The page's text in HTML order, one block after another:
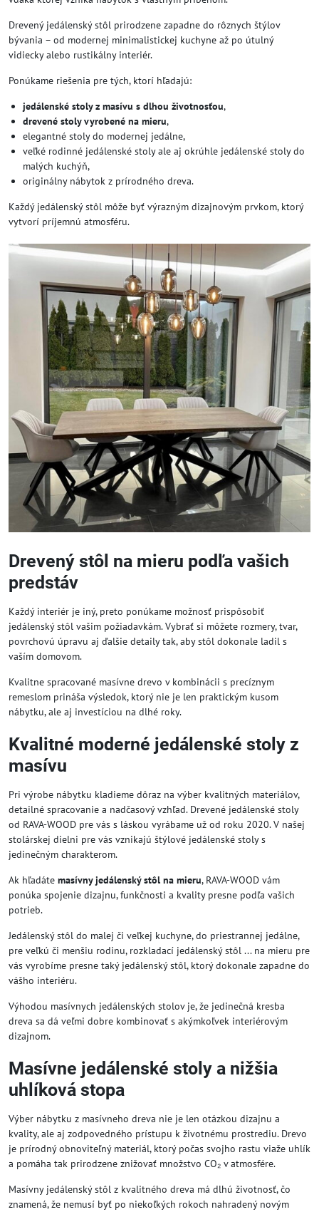
Drevený jedálenský stôl prirodzene zapadne do rôznych štýlov
bývania – od modernej minimalistickej kuchyne až po útulný
vidiecky alebo rustikálny interiér.
Ponúkame riešenia pre tých, ktorí hľadajú:
jedálenské stoly z masívu s dlhou životnosťou,
drevené stoly vyrobené na mieru,
elegantné stoly do modernej jedálne,
veľké rodinné jedálenské stoly ale aj okrúhle jedálenské stoly do
malých kuchýň,
originálny nábytok z prírodného dreva.
Každý jedálenský stôl môže byť výrazným dizajnovým prvkom, ktorý
vytvorí príjemnú atmosféru.
Drevený stôl na mieru podľa vašich
predstáv
Každý interiér je iný, preto ponúkame možnosť prispôsobiť
jedálenský stôl vašim požiadavkám. Vybrať si môžete rozmery, tvar,
povrchovú úpravu aj ďalšie detaily tak, aby stôl dokonale ladil s
vaším domovom.
Kvalitne spracované masívne drevo v kombinácii s precíznym
remeslom prináša výsledok, ktorý nie je len praktickým kusom
nábytku, ale aj investíciou na dlhé roky.
Kvalitné moderné jedálenské stoly z
masívu
Pri výrobe nábytku kladieme dôraz na výber kvalitných materiálov,
detailné spracovanie a nadčasový vzhľad. Drevené jedálenské stoly
od RAVA-WOOD pre vás s láskou vyrábame už od roku 2020. V našej
stolárskej dielni pre vás vznikajú štýlové jedálenské stoly s
jedinečným charakterom.
Ak hľadáte masívny jedálenský stôl na mieru, RAVA-WOOD vám
ponúka spojenie dizajnu, funkčnosti a kvality presne podľa vašich
potrieb.
Jedálenský stôl do malej či veľkej kuchyne, do priestrannej jedálne,
pre veľkú či menšiu rodinu, rozkladací jedálenský stôl ... na mieru pre
vás vyrobíme presne taký jedálenský stôl, ktorý dokonale zapadne do
vášho interiéru.
Výhodou masívnych jedálenských stolov je, že jedinečná kresba
dreva sa dá veľmi dobre kombinovať s akýmkoľvek interiérovým
dizajnom.
Masívne jedálenské stoly a nižšia
uhlíková stopa
Výber nábytku z masívneho dreva nie je len otázkou dizajnu a
kvality, ale aj zodpovedného prístupu k životnému prostrediu. Drevo
je prírodný obnoviteľný materiál, ktorý počas svojho rastu viaže uhlík
a pomáha tak prirodzene znižovať množstvo CO₂ v atmosfére.
Masívny jedálenský stôl z kvalitného dreva má dlhú životnosť, čo
znamená, že nemusí byť po niekoľkých rokoch nahradený novým